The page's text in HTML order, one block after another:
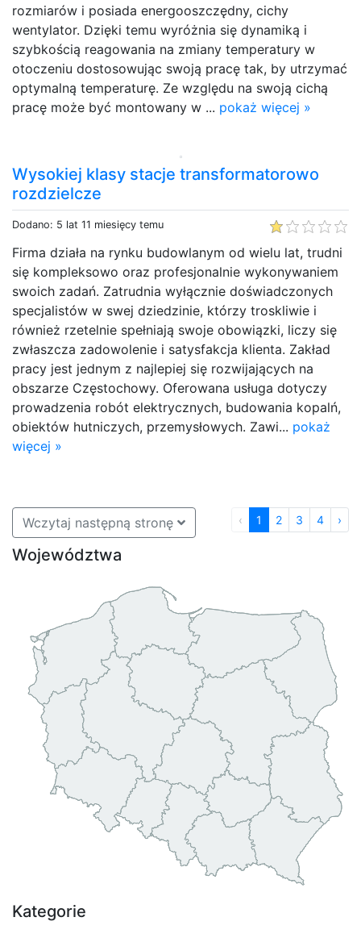
rozmiarów i posiada energooszczędny, cichy
wentylator. Dzięki temu wyróżnia się dynamiką i
szybkością reagowania na zmiany temperatury w
otoczeniu dostosowując swoją pracę tak, by utrzymać
optymalną temperaturę. Ze względu na swoją cichą
pracę może być montowany w ... pokaż więcej »
Wysokiej klasy stacje transformatorowo
rozdzielcze
Dodano: 5 lat 11 miesięcy temu
Firma działa na rynku budowlanym od wielu lat, trudni
się kompleksowo oraz profesjonalnie wykonywaniem
swoich zadań. Zatrudnia wyłącznie doświadczonych
specjalistów w swej dziedzinie, którzy troskliwie i
również rzetelnie spełniają swoje obowiązki, liczy się
zwłaszcza zadowolenie i satysfakcja klienta. Zakład
pracy jest jednym z najlepiej się rozwijających na
obszarze Częstochowy. Oferowana usługa dotyczy
prowadzenia robót elektrycznych, budowania kopalń,
obiektów hutniczych, przemysłowych. Zawi... pokaż
więcej »
Wczytaj następną stronę ‹ 1 2 3 4 ›
Województwa
Kategorie